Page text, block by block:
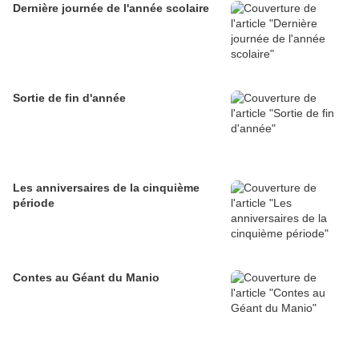
Dernière journée de l'année scolaire
Sortie de fin d'année
Les anniversaires de la cinquième
période
Contes au Géant du Manio